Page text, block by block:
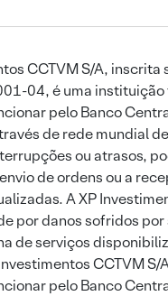
CCTVM S/A, inscrita
04, é uma instituição
pelo Banco
de rede mundial
ou atrasos,
de ordens ou a
A XP
por danos sofridos por
de serviços
CCTVM S/
pelo Banco